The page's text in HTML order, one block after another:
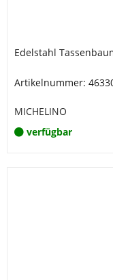
Edelstahl
Artikelnummer:
MICHELINO
verfügbar